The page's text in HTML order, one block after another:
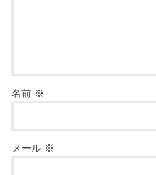
名前 ※
メール ※